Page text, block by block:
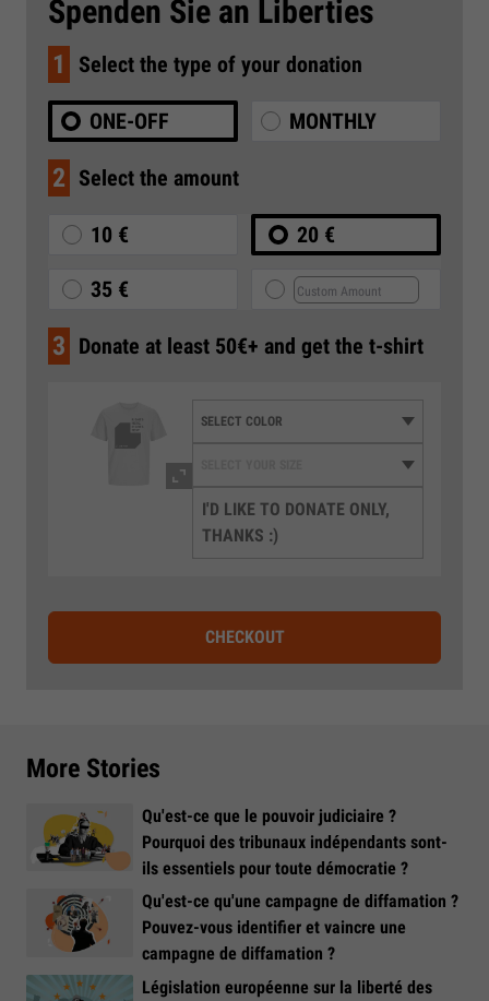
Spenden Sie an Liberties
1 Select the type of your donation
ONE-OFF MONTHLY
2 Select the amount
10 € 20 €
35 €
3 Donate at least 50€+ and get the t-shirt
I'D LIKE TO DONATE ONLY,
THANKS :)
CHECKOUT
More Stories
Qu'est-ce que le pouvoir judiciaire ?
Pourquoi des tribunaux indépendants sont-
ils essentiels pour toute démocratie ?
Qu'est-ce qu'une campagne de diffamation ?
Pouvez-vous identifier et vaincre une
campagne de diffamation ?
Législation européenne sur la liberté des